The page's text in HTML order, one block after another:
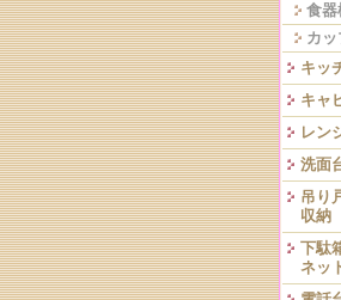
食器
カッ
キッ
キャ
レン
洗面
吊り
収納
下駄
ネッ